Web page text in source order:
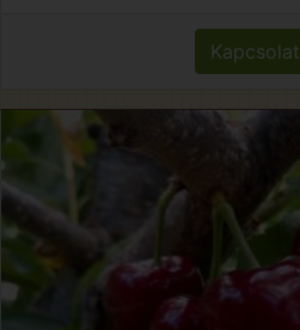
Kapcsolat